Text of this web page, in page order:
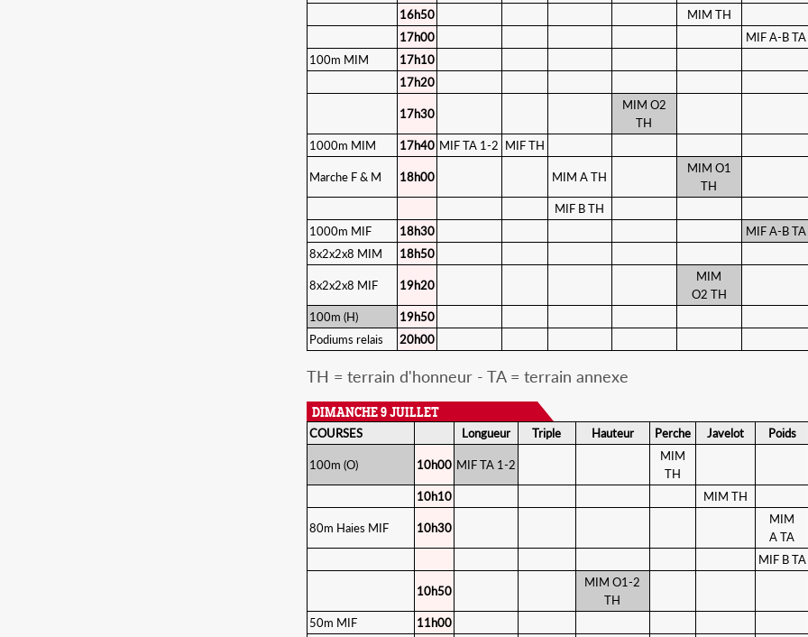
16h50
MIM TH
17h00
MIF A-B TA
100m MIM
17h10
17h20
17h30
MIM O2
TH
1000m MIM
17h40 MIF TA 1-2 MIF TH
Marche F & M 18h00 MIM A TH
MIM O1
TH
MIF B TH
1000m MIF
18h30
MIF A-B TA
8x2x2x8 MIM
18h50
8x2x2x8 MIF 19h20
MIM
O2 TH
100m (H)
19h50
Podiums relais
20h00
TH = terrain d'honneur - TA = terrain annexe
DIMANCHE 9 JUILLET
COURSES
Longueur Triple Hauteur Perche Javelot Poids
100m (O) 10h00 MIF TA 1-2
MIM
TH
10h10 MIM TH
80m Haies MIF 10h30
MIM
A TA
MIF B TA
10h50
MIM O1-2
TH
50m MIF
11h00